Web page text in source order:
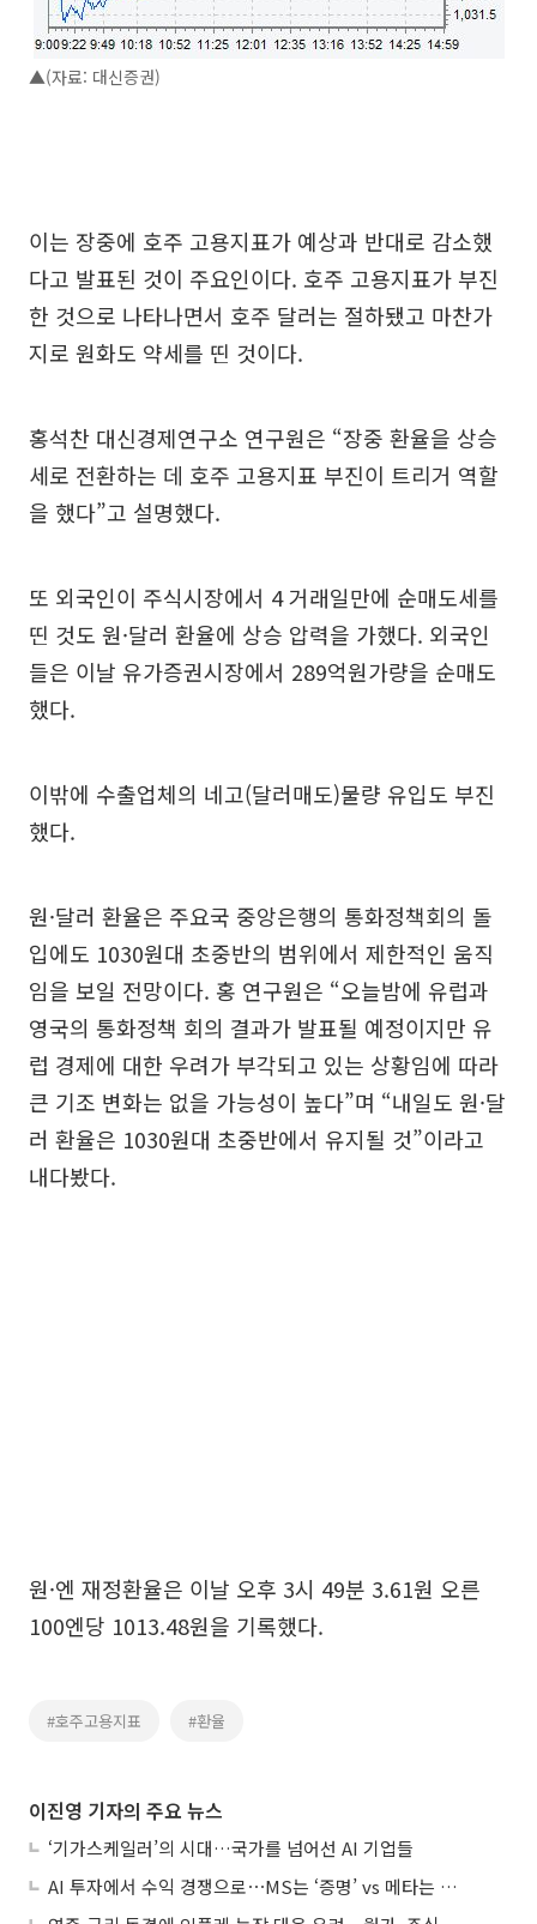
▲(자료: 대신증권)
이는 장중에 호주 고용지표가 예상과 반대로 감소했
다고 발표된 것이 주요인이다. 호주 고용지표가 부진
한 것으로 나타나면서 호주 달러는 절하됐고 마찬가
지로 원화도 약세를 띤 것이다.
홍석찬 대신경제연구소 연구원은 “장중 환율을 상승
세로 전환하는 데 호주 고용지표 부진이 트리거 역할
을 했다”고 설명했다.
또 외국인이 주식시장에서 4 거래일만에 순매도세를
띤 것도 원·달러 환율에 상승 압력을 가했다. 외국인
들은 이날 유가증권시장에서 289억원가량을 순매도
했다.
이밖에 수출업체의 네고(달러매도)물량 유입도 부진
했다.
원·달러 환율은 주요국 중앙은행의 통화정책회의 돌
입에도 1030원대 초중반의 범위에서 제한적인 움직
임을 보일 전망이다. 홍 연구원은 “오늘밤에 유럽과
영국의 통화정책 회의 결과가 발표될 예정이지만 유
럽 경제에 대한 우려가 부각되고 있는 상황임에 따라
큰 기조 변화는 없을 가능성이 높다”며 “내일도 원·달
러 환율은 1030원대 초중반에서 유지될 것”이라고
내다봤다.
원·엔 재정환율은 이날 오후 3시 49분 3.61원 오른
100엔당 1013.48원을 기록했다.
#호주고용지표 #환율
이진영 기자의 주요 뉴스
‘기가스케일러’의 시대…국가를 넘어선 AI 기업들
AI 투자에서 수익 경쟁으로⋯MS는 ‘증명’ vs 메타는 ‘숙제’